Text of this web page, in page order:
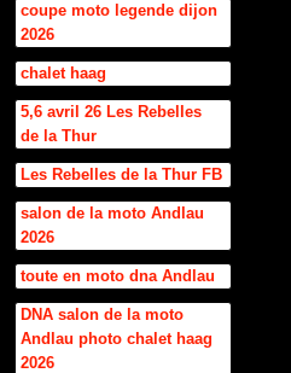
coupe moto legende dijon
2026
chalet haag
5,6 avril 26 Les Rebelles
de la Thur
Les Rebelles de la Thur FB
salon de la moto Andlau
2026
toute en moto dna Andlau
DNA salon de la moto
Andlau photo chalet haag
2026